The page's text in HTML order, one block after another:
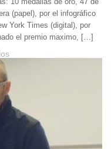
(papel), por el infográfico
York Times (digital), por
el premio maximo, […]